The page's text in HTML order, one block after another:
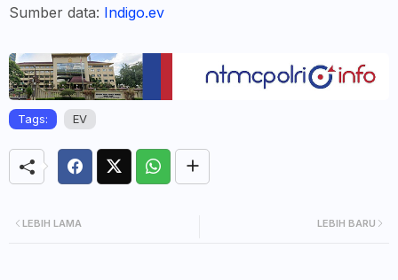
Sumber data: Indigo.ev
Tags: EV
LEBIH BARU
LEBIH LAMA